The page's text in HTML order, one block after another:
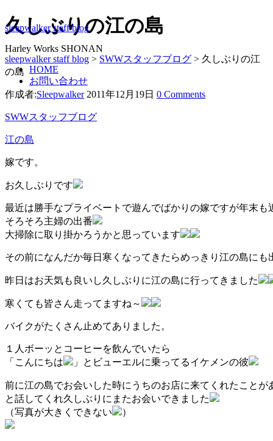
sleepwalker staff blog
Harley Works SHONAN
HOME
お問い合わせ
久しぶりの江の島
sleepwalker staff blog > SWWスタッフブログ > 久しぶりの江
の島
作成者:Sleepwalker 2011年12月19日 0 Comments
SWWスタッフブログ
江の島
嫁です。
お久しぶりです
最近は勝手なプライベートで遊んでばかりの嫁ですが年末も
そろそろ主婦の出番
大掃除に取り掛かろうかと思っています
その前になんだか毎日寒くなってきたらめっきり江の島に
昨日はお天気も良いし久しぶりに江の島に行ってきました
寒くても皆さん走ってますね～
バイクがたくさん止めてありました。
１人ボーッとコーヒーを飲んでいたら
「こんにちは
」とビューエルに乗ってるイケメンの彼
前に江の島でお会いした時にうちのお店に来てくれたことが
と話してくれ久しぶりにまたお会いできました
（写真が大きくできない
）